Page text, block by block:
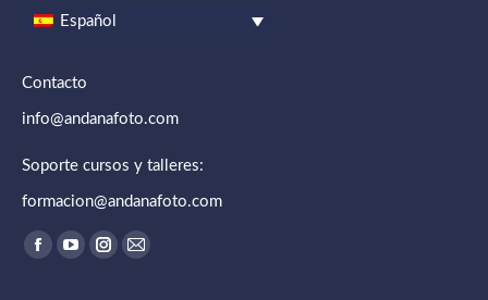
Español
Contacto
info@andanafoto.com
Soporte cursos y talleres:
formacion@andanafoto.com
Encuéntranos en:
Abrir enlace en una nueva ventana/pestaña
Abrir enlace en una nueva ventana/pestaña
Abrir enlace en una nueva ventana/pestaña
Abrir enlace en una nueva ventana/pestaña